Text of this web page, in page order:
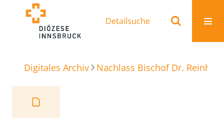
Detailsuche
Digitales Archiv Nachlass Bischof Dr.